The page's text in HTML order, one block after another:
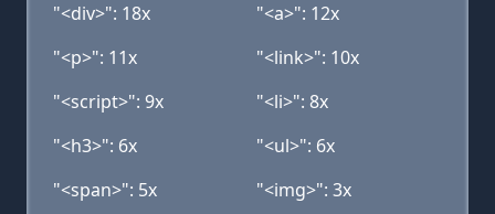
"<div>": 18x
"<a>": 12x
"<p>": 11x
"<link>": 10x
"<script>": 9x
"<li>": 8x
"<h3>": 6x
"<ul>": 6x
"<span>": 5x
"<img>": 3x